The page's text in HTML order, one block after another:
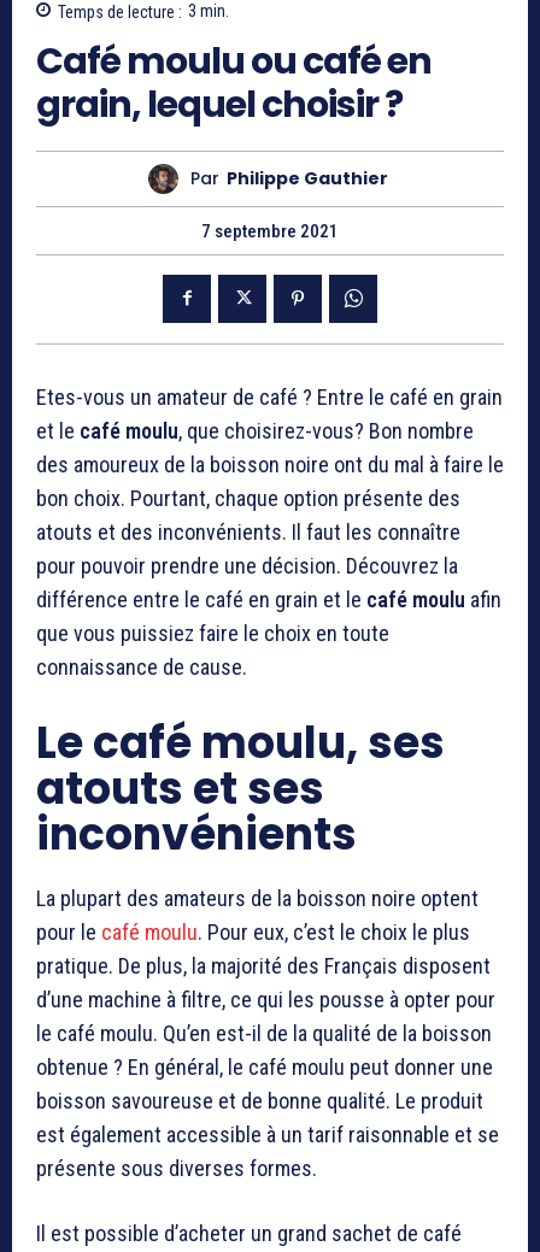
Temps de lecture : 3 min.
Café moulu ou café en
grain, lequel choisir ?
Par Philippe Gauthier
7 septembre 2021
Etes-vous un amateur de café ? Entre le café en grain
et le café moulu, que choisirez-vous? Bon nombre
des amoureux de la boisson noire ont du mal à faire le
bon choix. Pourtant, chaque option présente des
atouts et des inconvénients. Il faut les connaître
pour pouvoir prendre une décision. Découvrez la
différence entre le café en grain et le café moulu afin
que vous puissiez faire le choix en toute
connaissance de cause.
Le café moulu, ses
atouts et ses
inconvénients
La plupart des amateurs de la boisson noire optent
pour le café moulu. Pour eux, c’est le choix le plus
pratique. De plus, la majorité des Français disposent
d’une machine à filtre, ce qui les pousse à opter pour
le café moulu. Qu’en est-il de la qualité de la boisson
obtenue ? En général, le café moulu peut donner une
boisson savoureuse et de bonne qualité. Le produit
est également accessible à un tarif raisonnable et se
présente sous diverses formes.
Il est possible d’acheter un grand sachet de café